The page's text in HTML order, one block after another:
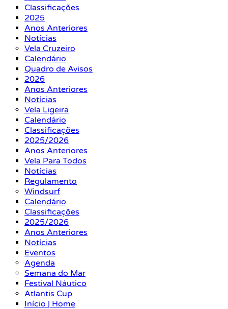
Classificações
2025
Anos Anteriores
Notícias
Vela Cruzeiro
Calendário
Quadro de Avisos
2026
Anos Anteriores
Notícias
Vela Ligeira
Calendário
Classificações
2025/2026
Anos Anteriores
Vela Para Todos
Notícias
Regulamento
Windsurf
Calendário
Classificações
2025/2026
Anos Anteriores
Notícias
Eventos
Agenda
Semana do Mar
Festival Náutico
Atlantis Cup
Início | Home